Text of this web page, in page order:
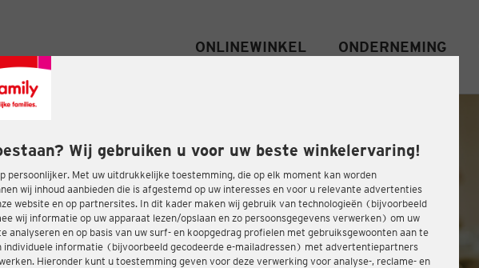
Wij gebruiken u voor uw beste winkelervaring!
persoonlijker. Met uw uitdrukkelijke toestemming, die op elk moment kan worden
wij inhoud aanbieden die is afgestemd op uw interesses en voor u relevante advertenties
website en op partnersites. In dit kader maken wij gebruik van technologieën (bijvoorbeeld
wij informatie op uw apparaat lezen/opslaan en zo persoonsgegevens verwerken) om uw
analyseren en op basis van uw surf- en koopgedrag profielen met gebruiksgewoonten aan te
individuele informatie (bijvoorbeeld gecodeerde e-mailadressen) met advertentiepartners
Hieronder kunt u toestemming geven voor deze verwerking voor analyse-, reclame- en
ONLINEWINKEL ONDERNEMING